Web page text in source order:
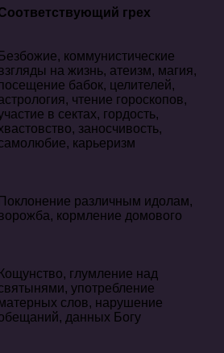
грех
Безбожие, коммунистические
на жизнь, атеизм, магия,
бабок, целителей,
чтение гороскопов,
в сектах, гордость,
заносчивость,
карьеризм
Поклонение различным идолам,
кормление домового
Кощунство, глумление над
употребление
слов, нарушение
данных Богу